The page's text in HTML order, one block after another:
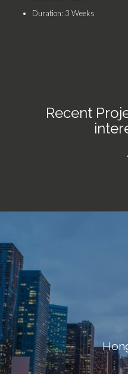
Duration: 3 Weeks
Recent